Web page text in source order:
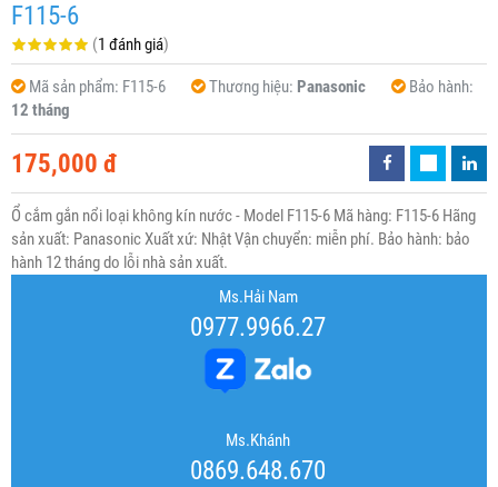
F115-6
(1 đánh giá)
Mã sản phẩm: F115-6 Thương hiệu: Panasonic
Bảo hành:
12 tháng
175,000 đ
Ổ cắm gắn nổi loại không kín nước - Model F115-6 Mã hàng: F115-6 Hãng
sản xuất: Panasonic Xuất xứ: Nhật Vận chuyển: miễn phí. Bảo hành: bảo
hành 12 tháng do lỗi nhà sản xuất.
Ms.Hải Nam
0977.9966.27
Ms.Khánh
0869.648.670